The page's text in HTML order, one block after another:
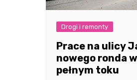
Drogi i remonty
Prace na ulicy
nowego ronda
pełnym toku